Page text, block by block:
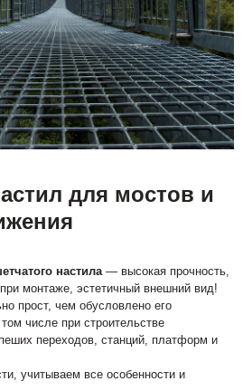
для мостов и
настила— высокая прочность,
монтаже, эстетичный внешний вид!
прост, чем обусловлено его
числе при строительстве
переходов, станций, платформ и
учитываем все особенности и